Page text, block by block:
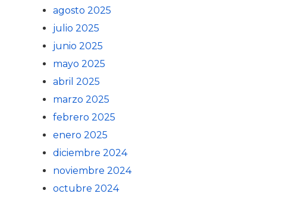
agosto 2025
julio 2025
junio 2025
mayo 2025
abril 2025
marzo 2025
febrero 2025
enero 2025
diciembre 2024
noviembre 2024
octubre 2024